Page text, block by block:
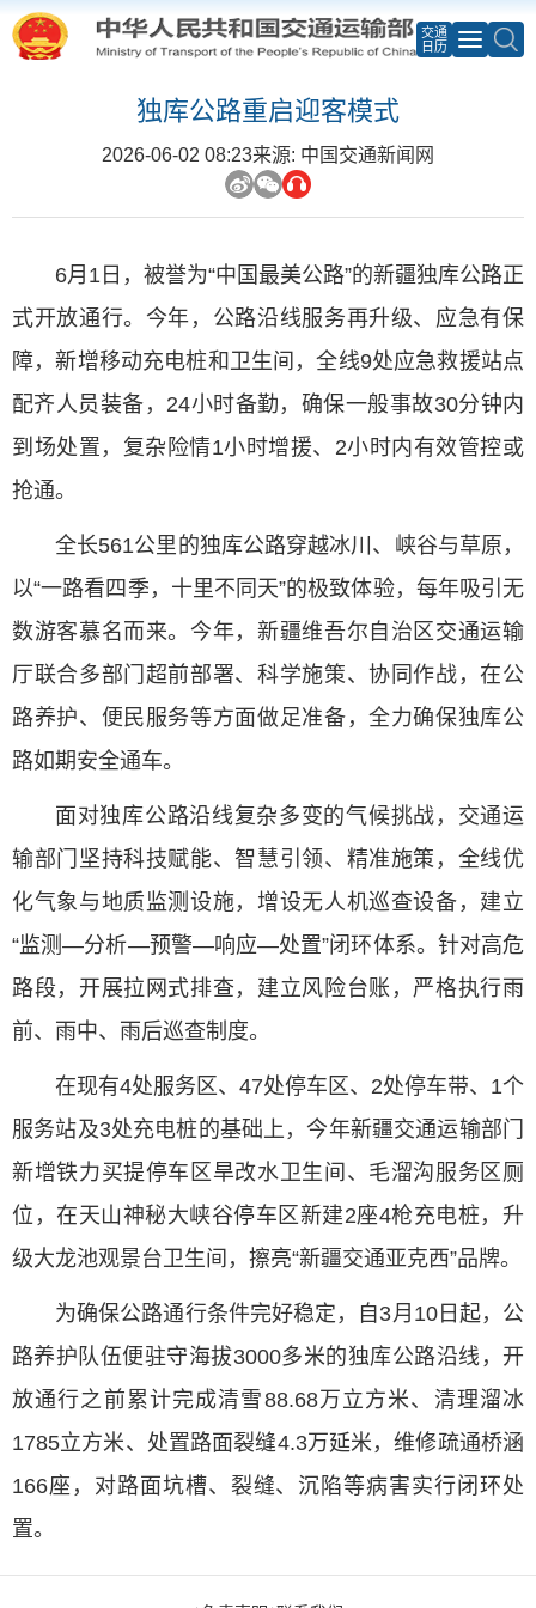
交通
日历
独库公路重启迎客模式
2026-06-02 08:23来源: 中国交通新闻网
6月1日，被誉为“中国最美公路”的新疆独库公路正
式开放通行。今年，公路沿线服务再升级、应急有保
障，新增移动充电桩和卫生间，全线9处应急救援站点
配齐人员装备，24小时备勤，确保一般事故30分钟内
到场处置，复杂险情1小时增援、2小时内有效管控或
抢通。
全长561公里的独库公路穿越冰川、峡谷与草原，
以“一路看四季，十里不同天”的极致体验，每年吸引无
数游客慕名而来。今年，新疆维吾尔自治区交通运输
厅联合多部门超前部署、科学施策、协同作战，在公
路养护、便民服务等方面做足准备，全力确保独库公
路如期安全通车。
面对独库公路沿线复杂多变的气候挑战，交通运
输部门坚持科技赋能、智慧引领、精准施策，全线优
化气象与地质监测设施，增设无人机巡查设备，建立
“监测—分析—预警—响应—处置”闭环体系。针对高危
路段，开展拉网式排查，建立风险台账，严格执行雨
前、雨中、雨后巡查制度。
在现有4处服务区、47处停车区、2处停车带、1个
服务站及3处充电桩的基础上，今年新疆交通运输部门
新增铁力买提停车区旱改水卫生间、毛溜沟服务区厕
位，在天山神秘大峡谷停车区新建2座4枪充电桩，升
级大龙池观景台卫生间，擦亮“新疆交通亚克西”品牌。
为确保公路通行条件完好稳定，自3月10日起，公
路养护队伍便驻守海拔3000多米的独库公路沿线，开
放通行之前累计完成清雪88.68万立方米、清理溜冰
1785立方米、处置路面裂缝4.3万延米，维修疏通桥涵
166座，对路面坑槽、裂缝、沉陷等病害实行闭环处
置。